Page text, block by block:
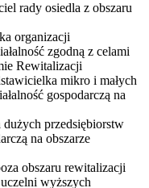
rady osiedla z obszaru
organizacji
zgodną z celami
Rewitalizacji
mikro i małych
gospodarczą na
przedsiębiorstw
na obszarze
obszaru rewitalizacji
wyższych